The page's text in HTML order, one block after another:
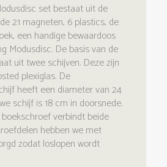
set bestaat uit de
21 magneten, 6 plastics, de
een handige bewaardoos
Modusdisc. De basis van de
uit twee schijven. Deze zijn
plexiglas. De
heeft een diameter van 24
schijf is 18 cm in doorsnede.
verbindt beide
hebben we met
zodat loslopen wordt